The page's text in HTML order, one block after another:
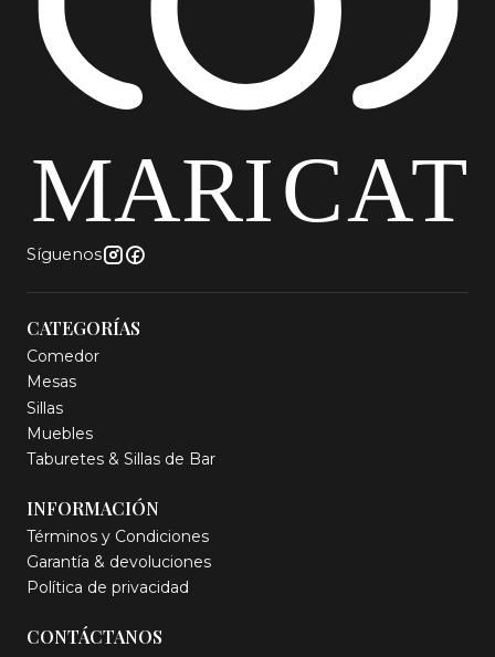
Síguenos
CATEGORÍAS
Comedor
Mesas
Sillas
Muebles
Taburetes & Sillas de Bar
INFORMACIÓN
Términos y Condiciones
Garantía & devoluciones
Política de privacidad
CONTÁCTANOS